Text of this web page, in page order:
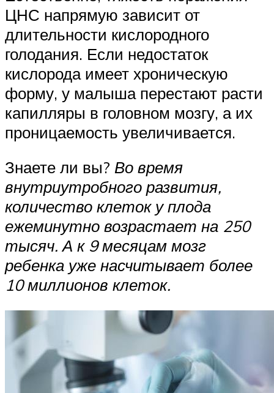
ЦНС напрямую зависит от
длительности кислородного
голодания. Если недостаток
кислорода имеет хроническую
форму, у малыша перестают расти
капилляры в головном мозгу, а их
проницаемость увеличивается.
Знаете ли вы? Во время
внутриутробного развития,
количество клеток у плода
ежеминутно возрастает на 250
тысяч. А к 9 месяцам мозг
ребенка уже насчитывает более
10 миллионов клеток.